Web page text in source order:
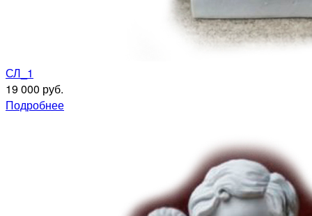
СЛ_1
19 000 руб.
Подробнее